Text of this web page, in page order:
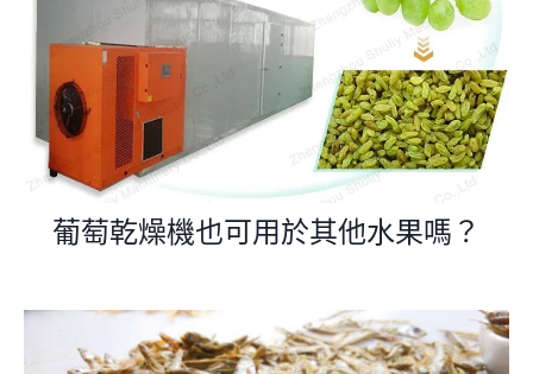
葡萄乾燥機也可用於其他水果嗎？